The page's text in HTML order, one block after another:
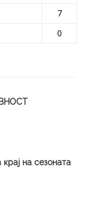
7
0
на сезоната